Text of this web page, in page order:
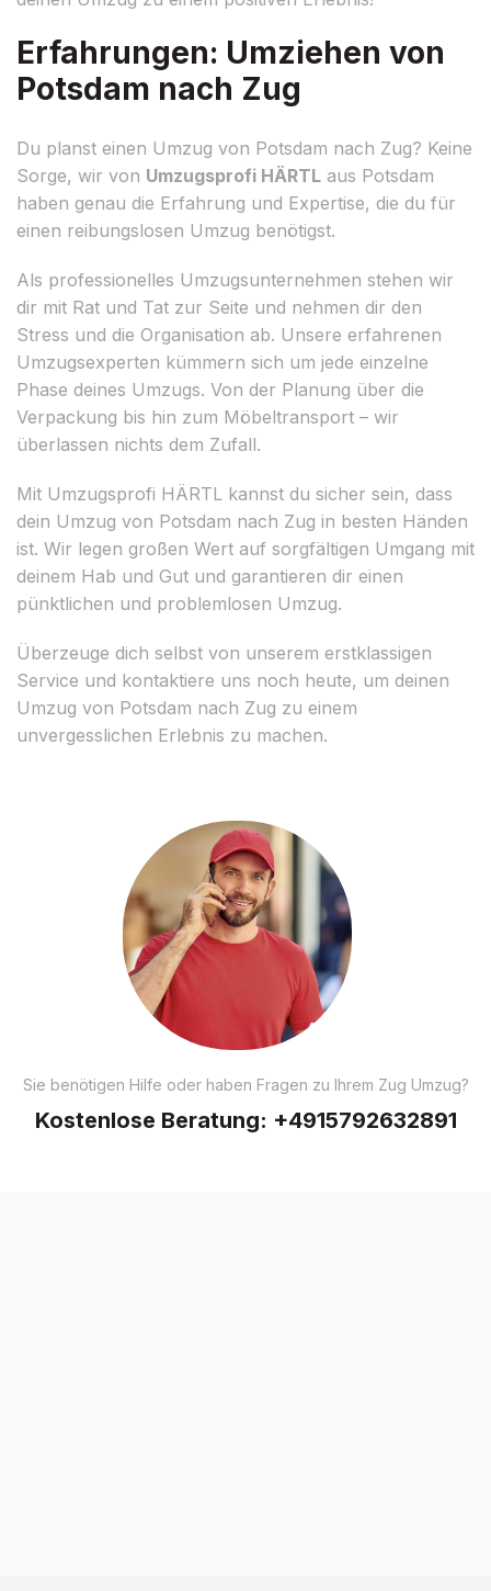
Erfahrungen: Umziehen von
Potsdam nach Zug
Du planst einen Umzug von Potsdam nach Zug? Keine
Sorge, wir von Umzugsprofi HÄRTL aus Potsdam
haben genau die Erfahrung und Expertise, die du für
einen reibungslosen Umzug benötigst.
Als professionelles Umzugsunternehmen stehen wir
dir mit Rat und Tat zur Seite und nehmen dir den
Stress und die Organisation ab. Unsere erfahrenen
Umzugsexperten kümmern sich um jede einzelne
Phase deines Umzugs. Von der Planung über die
Verpackung bis hin zum Möbeltransport – wir
überlassen nichts dem Zufall.
Mit Umzugsprofi HÄRTL kannst du sicher sein, dass
dein Umzug von Potsdam nach Zug in besten Händen
ist. Wir legen großen Wert auf sorgfältigen Umgang mit
deinem Hab und Gut und garantieren dir einen
pünktlichen und problemlosen Umzug.
Überzeuge dich selbst von unserem erstklassigen
Service und kontaktiere uns noch heute, um deinen
Umzug von Potsdam nach Zug zu einem
unvergesslichen Erlebnis zu machen.
Sie benötigen Hilfe oder haben Fragen zu Ihrem Zug Umzug?
Kostenlose Beratung: +4915792632891